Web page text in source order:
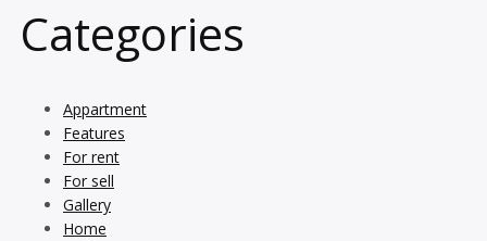
Categories
Appartment
Features
For rent
For sell
Gallery
Home